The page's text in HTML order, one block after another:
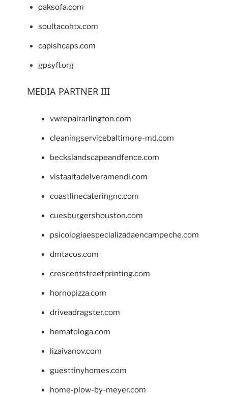
oaksofa.com
soultacohtx.com
capishcaps.com
gpsyfl.org
MEDIA PARTNER III
vwrepairarlington.com
cleaningservicebaltimore-md.com
beckslandscapeandfence.com
vistaaltadelveramendi.com
coastlinecateringnc.com
cuesburgershouston.com
psicologiaespecializadaencampeche.com
dmtacos.com
crescentstreetprinting.com
hornopizza.com
driveadragster.com
hematologa.com
lizaivanov.com
guesttinyhomes.com
home-plow-by-meyer.com